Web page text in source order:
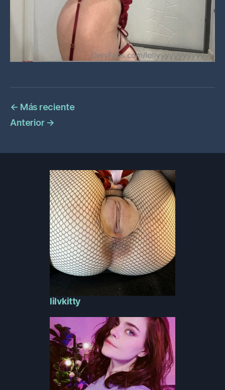
← Más reciente
Anterior →
lilvkitty